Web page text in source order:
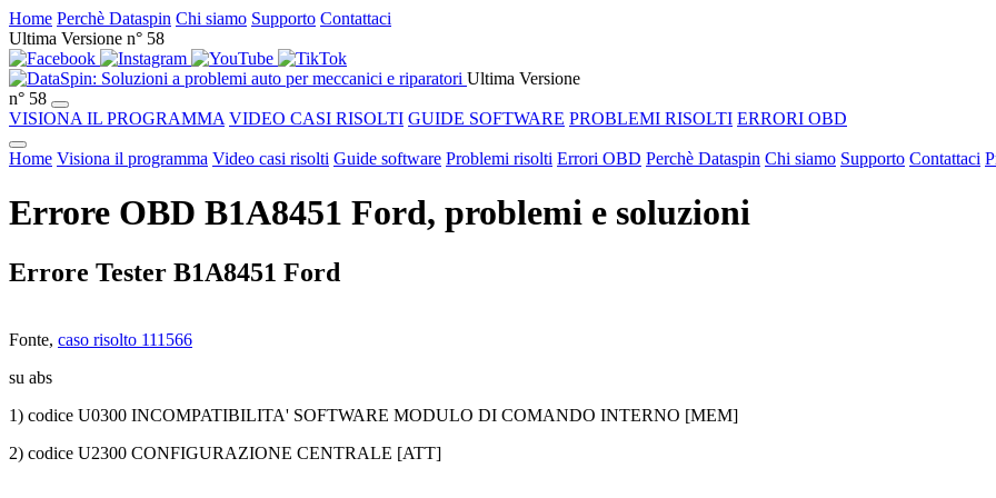
Home Perchè Dataspin Chi siamo Supporto Contattaci
Ultima Versione n° 58
Ultima Versione
n° 58
VISIONA IL PROGRAMMA VIDEO CASI RISOLTI GUIDE SOFTWARE PROBLEMI RISOLTI ERRORI OBD
Home Visiona il programma Video casi risolti Guide software Problemi risolti Errori OBD Perchè Dataspin Chi siamo Supporto Contattaci
Errore OBD B1A8451 Ford, problemi e soluzioni
Errore Tester B1A8451 Ford
Fonte, caso risolto 111566
su abs
1) codice U0300 INCOMPATIBILITA' SOFTWARE MODULO DI COMANDO INTERNO [MEM]
2) codice U2300 CONFIGURAZIONE CENTRALE [ATT]